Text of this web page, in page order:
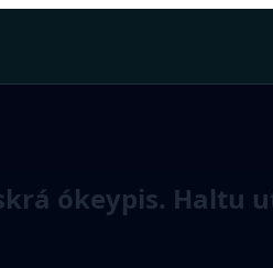
ókeypis. Haltu